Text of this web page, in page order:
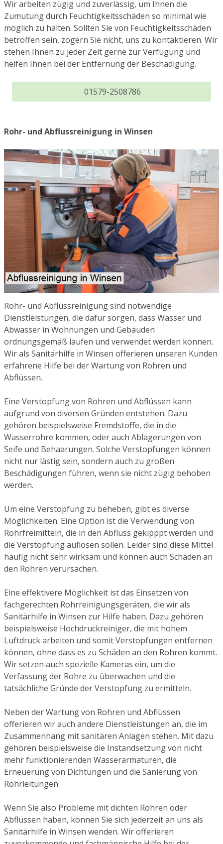
Wir arbeiten zügig und zuverlässig, um Ihnen die
Zumutung durch Feuchtigkeitsschäden so minimal wie
möglich zu halten. Sollten Sie von Feuchtigkeitsschäden
betroffen sein, zögern Sie nicht, uns zu kontaktieren. Wir
stehen Ihnen zu jeder Zeit gerne zur Verfügung und
helfen Ihnen bei der Entfernung der Beschädigung.
01579-2508786
Rohr- und Abflussreinigung in Winsen
Rohr- und Abflussreinigung sind notwendige
Dienstleistungen, die dafür sorgen, dass Wasser und
Abwasser in Wohnungen und Gebäuden
ordnungsgemäß laufen und verwendet werden können.
Wir als Sanitärhilfe in Winsen offerieren unseren Kunden
erfahrene Hilfe bei der Wartung von Rohren und
Abflüssen.
Eine Verstopfung von Rohren und Abflüssen kann
aufgrund von diversen Gründen entstehen. Dazu
gehören beispielsweise Fremdstoffe, die in die
Wasserrohre kommen, oder auch Ablagerungen von
Seife und Behaarungen. Solche Verstopfungen können
nicht nur lästig sein, sondern auch zu großen
Beschädigungen führen, wenn sie nicht zügig behoben
werden.
Um eine Verstopfung zu beheben, gibt es diverse
Möglichkeiten. Eine Option ist die Verwendung von
Rohrfreimitteln, die in den Abfluss gekipppt werden und
die Verstopfung auflösen sollen. Leider sind diese Mittel
häufig nicht sehr wirksam und können auch Schäden an
den Rohren verursachen.
Eine effektivere Möglichkeit ist das Einsetzen von
fachgerechten Rohrreinigungsgeräten, die wir als
Sanitärhilfe in Winsen zur Hilfe haben. Dazu gehören
beispielsweise Hochdruckreiniger, die mit hohem
Luftdruck arbeiten und somit Verstopfungen entfernen
können, ohne dass es zu Schäden an den Rohren kommt.
Wir setzen auch spezielle Kameras ein, um die
Verfassung der Rohre zu überwachen und die
tatsächliche Gründe der Verstopfung zu ermitteln.
Neben der Wartung von Rohren und Abflüssen
offerieren wir auch andere Dienstleistungen an, die im
Zusammenhang mit sanitären Anlagen stehen. Mit dazu
gehören beispielsweise die Instandsetzung von nicht
mehr funktionierenden Wasserarmaturen, die
Erneuerung von Dichtungen und die Sanierung von
Rohrleitungen.
Wenn Sie also Probleme mit dichten Rohren oder
Abflüssen haben, können Sie sich jederzeit an uns als
Sanitärhilfe in Winsen wenden. Wir offerieren